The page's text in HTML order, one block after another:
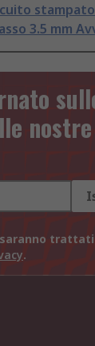
3.5 mm
trattati
.